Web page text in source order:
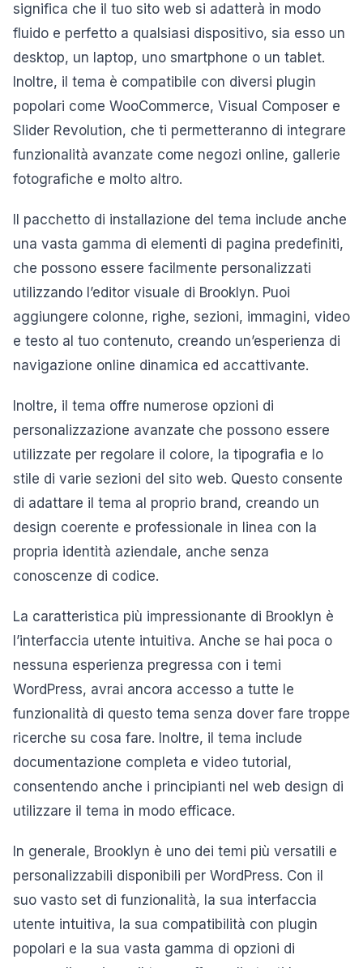
significa che il tuo sito web si adatterà in modo
fluido e perfetto a qualsiasi dispositivo, sia esso un
desktop, un laptop, uno smartphone o un tablet.
Inoltre, il tema è compatibile con diversi plugin
popolari come WooCommerce, Visual Composer e
Slider Revolution, che ti permetteranno di integrare
funzionalità avanzate come negozi online, gallerie
fotografiche e molto altro.
Il pacchetto di installazione del tema include anche
una vasta gamma di elementi di pagina predefiniti,
che possono essere facilmente personalizzati
utilizzando l’editor visuale di Brooklyn. Puoi
aggiungere colonne, righe, sezioni, immagini, video
e testo al tuo contenuto, creando un’esperienza di
navigazione online dinamica ed accattivante.
Inoltre, il tema offre numerose opzioni di
personalizzazione avanzate che possono essere
utilizzate per regolare il colore, la tipografia e lo
stile di varie sezioni del sito web. Questo consente
di adattare il tema al proprio brand, creando un
design coerente e professionale in linea con la
propria identità aziendale, anche senza
conoscenze di codice.
La caratteristica più impressionante di Brooklyn è
l’interfaccia utente intuitiva. Anche se hai poca o
nessuna esperienza pregressa con i temi
WordPress, avrai ancora accesso a tutte le
funzionalità di questo tema senza dover fare troppe
ricerche su cosa fare. Inoltre, il tema include
documentazione completa e video tutorial,
consentendo anche i principianti nel web design di
utilizzare il tema in modo efficace.
In generale, Brooklyn è uno dei temi più versatili e
personalizzabili disponibili per WordPress. Con il
suo vasto set di funzionalità, la sua interfaccia
utente intuitiva, la sua compatibilità con plugin
popolari e la sua vasta gamma di opzioni di